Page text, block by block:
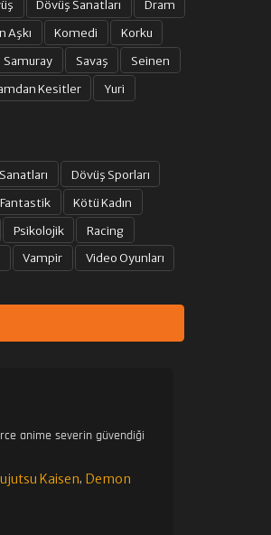
Dövüş Sanatları
Dram
Aşkı Komedi
Korku
Samuray Savaş
Seinen
Kesitler Yuri
Dövüş Sporları
Kötü Kadın
Psikolojik
Racing
Vampir
Video Oyunları
anime severin güvendiği
Kaisen, Demon